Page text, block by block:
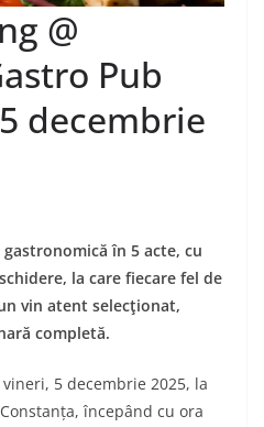
@
Pub
decembrie
în 5 acte, cu
la care fiecare fel de
vin atent selecţionat,
completă.
5 decembrie 2025, la
începând cu ora